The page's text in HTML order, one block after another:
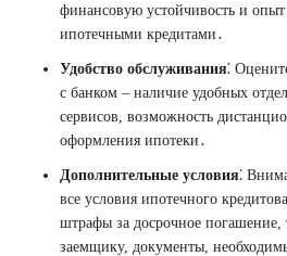
финансовую устойчивость и опыт
ипотечными кредитами․
Удобство обслуживания⁚
с банком – наличие удобных
сервисов, возможность
оформления ипотеки․
Дополнительные условия⁚
все условия ипотечного
штрафы за досрочное погашение,
заемщику, документы,